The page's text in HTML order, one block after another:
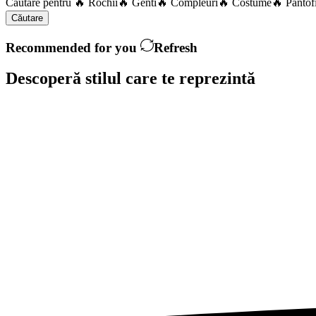
Căutare pentru 🔥 Rochii 🔥 Genti 🔥 Compleuri 🔥 Costume🔥
Căutare
Recommended for you Refresh
Descoperă stilul care te reprezintă